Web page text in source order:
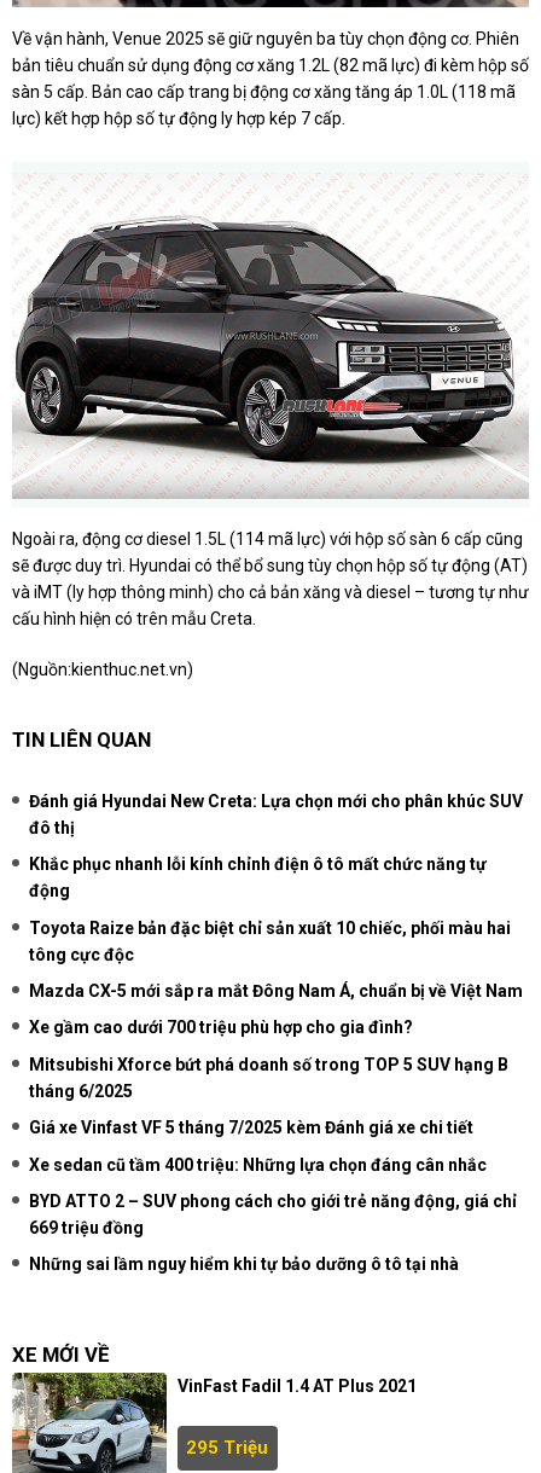
Về vận hành, Venue 2025 sẽ giữ nguyên ba tùy chọn động cơ. Phiên
bản tiêu chuẩn sử dụng động cơ xăng 1.2L (82 mã lực) đi kèm hộp số
sàn 5 cấp. Bản cao cấp trang bị động cơ xăng tăng áp 1.0L (118 mã
lực) kết hợp hộp số tự động ly hợp kép 7 cấp.
Ngoài ra, động cơ diesel 1.5L (114 mã lực) với hộp số sàn 6 cấp cũng
sẽ được duy trì. Hyundai có thể bổ sung tùy chọn hộp số tự động (AT)
và iMT (ly hợp thông minh) cho cả bản xăng và diesel – tương tự như
cấu hình hiện có trên mẫu Creta.
(Nguồn:kienthuc.net.vn)
TIN LIÊN QUAN
Đánh giá Hyundai New Creta: Lựa chọn mới cho phân khúc SUV
đô thị
Khắc phục nhanh lỗi kính chỉnh điện ô tô mất chức năng tự
động
Toyota Raize bản đặc biệt chỉ sản xuất 10 chiếc, phối màu hai
tông cực độc
Mazda CX-5 mới sắp ra mắt Đông Nam Á, chuẩn bị về Việt Nam
Xe gầm cao dưới 700 triệu phù hợp cho gia đình?
Mitsubishi Xforce bứt phá doanh số trong TOP 5 SUV hạng B
tháng 6/2025
Giá xe Vinfast VF 5 tháng 7/2025 kèm Đánh giá xe chi tiết
Xe sedan cũ tầm 400 triệu: Những lựa chọn đáng cân nhắc
BYD ATTO 2 – SUV phong cách cho giới trẻ năng động, giá chỉ
669 triệu đồng
Những sai lầm nguy hiểm khi tự bảo dưỡng ô tô tại nhà
XE MỚI VỀ
VinFast Fadil 1.4 AT Plus 2021
295 Triệu